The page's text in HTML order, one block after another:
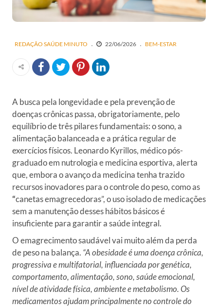
REDAÇÃO SAÚDE MINUTO 22/06/2026 BEM-ESTAR
A busca pela longevidade e pela prevenção de
doenças crônicas passa, obrigatoriamente, pelo
equilíbrio de três pilares fundamentais: o sono, a
alimentação balanceada e a prática regular de
exercícios físicos. Leonardo Kyrillos, médico pós-
graduado em nutrologia e medicina esportiva, alerta
que, embora o avanço da medicina tenha trazido
recursos inovadores para o controle do peso, como as
“canetas emagrecedoras”, o uso isolado de medicações
sem a manutenção desses hábitos básicos é
insuficiente para garantir a saúde integral.
O emagrecimento saudável vai muito além da perda
de peso na balança. “A obesidade é uma doença crônica,
progressiva e multifatorial, influenciada por genética,
comportamento, alimentação, sono, saúde emocional,
nível de atividade física, ambiente e metabolismo. Os
medicamentos ajudam principalmente no controle do